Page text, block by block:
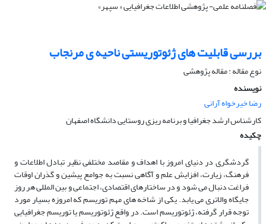
بررسى قابلیت هاى ژئوتوریستى ناحیه ‏ى مرنجاب
نوع مقاله : مقاله پژوهشی
نویسنده
رضا خیرخواه آرانی
کارشناس ارشد جغرافیا و برنامه‏ ریزى روستایى دانشگاه اصفهان
چکیده
گردشگرى در دنیاى امروز با اهداف و مقاصد مختلفى نظیر تبادل اطلاعات و
فرهنگ، زیارت، افزایش علم و آگاهى نسبت به جوامع پیشین و گذران اوقات
فراغت دنبال مى‏ شود و در ساختارهاى اقتصادى، اجتماعى و بین‏ المللى هر روز
جایگاه والاترى مى‏ یابد. یکى از شاخه ‏هاى مهم توریسم که امروزه بسیار مورد
توجه قرار گرفته، ژئوتوریسم است. در واقع ژئوتوریسم یا توریسم جغرافیایى